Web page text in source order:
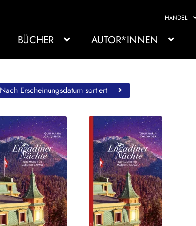
HANDEL
BÜCHER AUTOR*INNEN
Nach Erscheinungsdatum sortiert